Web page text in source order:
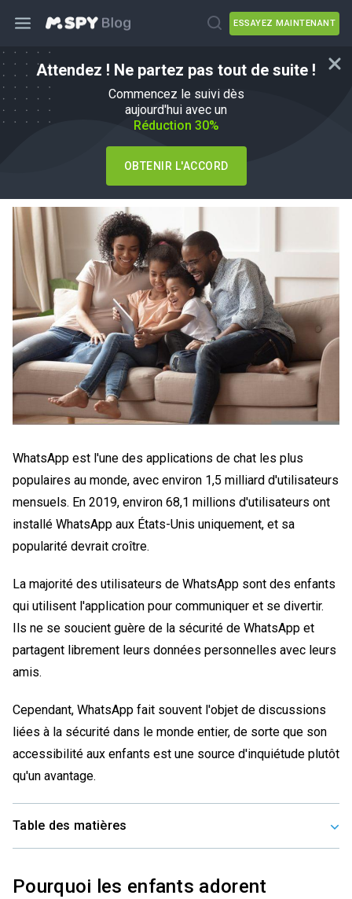
ESSAYEZ MAINTENANT
Attendez ! Ne partez pas tout de suite !
Commencez le suivi dès
aujourd'hui avec un
Réduction 30%
OBTENIR L'ACCORD
Les dangers de WhatsApp que tous
les parents doivent connaître
Agnes W Linn
Parenting Tips
WhatsApp est l'une des applications de chat les plus
populaires au monde, avec environ 1,5 milliard d'utilisateurs
mensuels. En 2019, environ 68,1 millions d'utilisateurs ont
installé WhatsApp aux États-Unis uniquement, et sa
popularité devrait croître.
La majorité des utilisateurs de WhatsApp sont des enfants
qui utilisent l'application pour communiquer et se divertir.
Ils ne se soucient guère de la sécurité de WhatsApp et
partagent librement leurs données personnelles avec leurs
amis.
Cependant, WhatsApp fait souvent l'objet de discussions
liées à la sécurité dans le monde entier, de sorte que son
accessibilité aux enfants est une source d'inquiétude plutôt
qu'un avantage.
Table des matières
Pourquoi les enfants adorent